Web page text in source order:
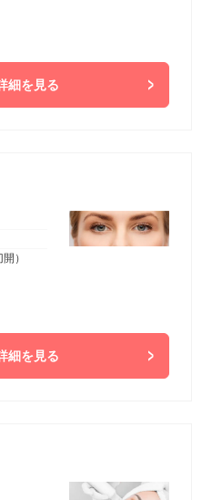
細を見る
）
細を見る